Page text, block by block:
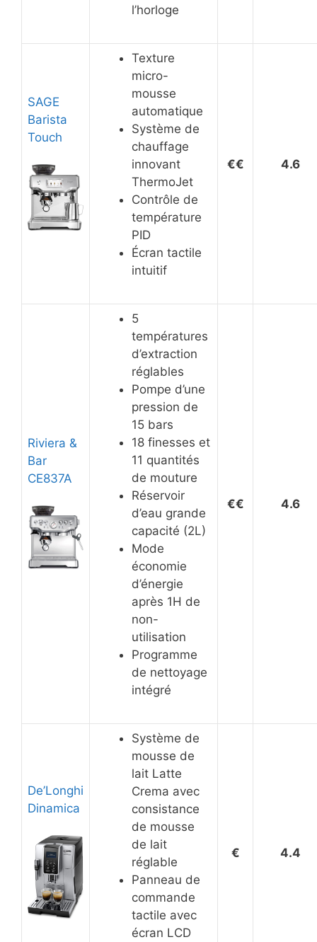
l’horloge
SAGE
Barista
Touch
Texture
micro-
mousse
automatique
Système de
chauffage
innovant
ThermoJet
Contrôle de
température
PID
Écran tactile
intuitif
€€ 4.6
Riviera &
Bar
CE837A
5
températures
d’extraction
réglables
Pompe d’une
pression de
15 bars
18 finesses et
11 quantités
de mouture
Réservoir
d’eau grande
capacité (2L)
Mode
économie
d’énergie
après 1H de
non-
utilisation
Programme
de nettoyage
intégré
€€ 4.6
De’Longhi
Dinamica
Système de
mousse de
lait Latte
Crema avec
consistance
de mousse
de lait
réglable
Panneau de
commande
tactile avec
écran LCD
€ 4.4